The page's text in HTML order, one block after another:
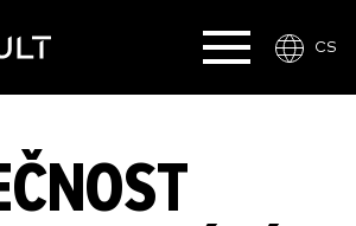
CS